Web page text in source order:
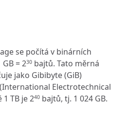
se počítá v binárních
= 230 bajtů. Tato měrná
jako Gibibyte (GiB)
Electrotechnical
TB je 240 bajtů, tj. 1 024 GB.